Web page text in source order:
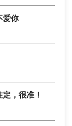
爱你
，很准！